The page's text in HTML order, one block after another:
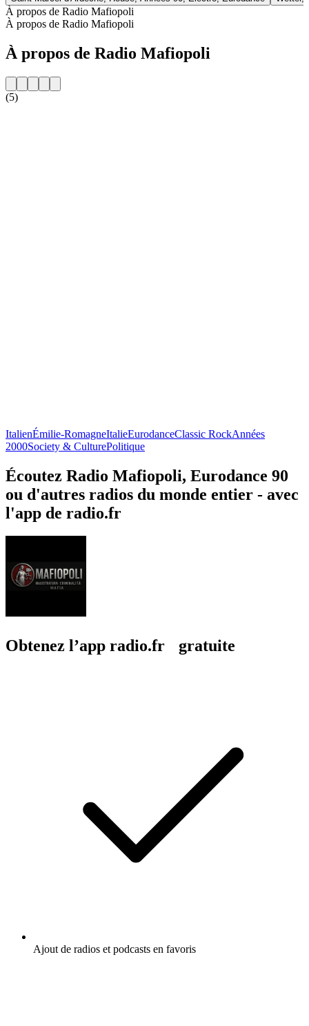
À propos de Radio Mafiopoli
À propos de Radio Mafiopoli
À propos de Radio Mafiopoli
(5)
ItalienÉmilie-RomagneItalieEurodanceClassic RockAnnées
2000Society & CulturePolitique
Écoutez Radio Mafiopoli, Eurodance 90
ou d'autres radios du monde entier - avec
l'app de radio.fr
Obtenez l’app radio.fr gratuite
Ajout de radios et podcasts en favoris